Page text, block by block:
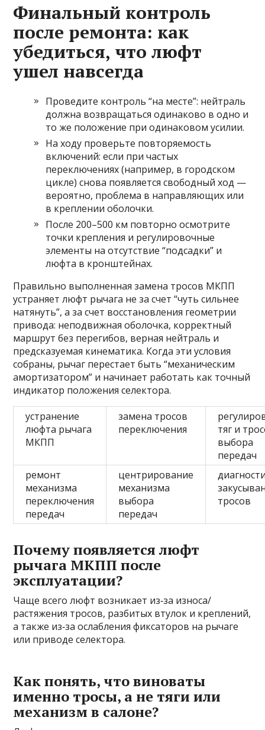
Финальный контроль
после ремонта: как
убедиться, что люфт
ушел навсегда
Проведите контроль “на месте”: нейтраль
должна возвращаться одинаково в одно и
то же положение при одинаковом усилии.
На ходу проверьте повторяемость
включений: если при частых
переключениях (например, в городском
цикле) снова появляется свободный ход —
вероятно, проблема в направляющих или
в креплении оболочки.
После 200–500 км повторно осмотрите
точки крепления и регулировочные
элементы на отсутствие “подсадки” и
люфта в кронштейнах.
Правильно выполненная замена тросов МКПП
устраняет люфт рычага не за счет “чуть сильнее
натянуть”, а за счет восстановления геометрии
привода: неподвижная оболочка, корректный
маршрут без перегибов, верная нейтраль и
предсказуемая кинематика. Когда эти условия
собраны, рычаг перестает быть “механическим
амортизатором” и начинает работать как точный
индикатор положения селектора.
устранение
люфта рычага
МКПП
замена тросов
переключения
тяг и
выбора
передач
ремонт
механизма
переключения
передач
центрирование
механизма
выбора
передач
тросов
Почему появляется люфт
рычага МКПП после
эксплуатации?
Чаще всего люфт возникает из‑за износа/
растяжения тросов, разбитых втулок и креплений,
а также из‑за ослабления фиксаторов на рычаге
или приводе селектора.
Как понять, что виноваты
именно тросы, а не тяги или
механизм в салоне?